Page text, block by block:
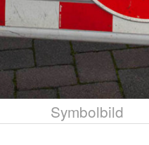
Symbolbild